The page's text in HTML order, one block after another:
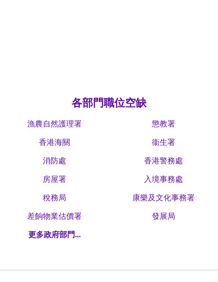
各部門職位空缺
漁農自然護理署 懲教署
香港海關 衞生署
消防處 香港警務處
房屋署 入境事務處
稅務局 康樂及文化事務署
差餉物業估價署 發展局
更多政府部門...